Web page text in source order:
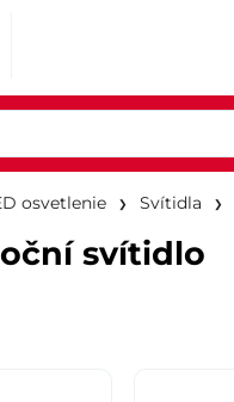
osvetlenie Svítidla
svítidlo